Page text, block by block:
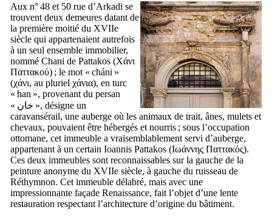
Aux n° 48 et 50 rue d’Arkadi se
trouvent deux demeures datant de
la première moitié du XVIIe
siècle qui appartenaient autrefois
à un seul ensemble immobilier,
nommé Chani de Pattakos (Χάνι
Παττακού) ; le mot « cháni »
(χάνι, au pluriel χάνια), en turc
« han », provenant du persan
« خان », désigne un
caravansérail, une auberge où les animaux de trait, ânes, mulets et
chevaux, pouvaient être hébergés et nourris ; sous l’occupation
ottomane, cet immeuble a vraisemblablement servi d’auberge,
appartenant à un certain Ioannis Pattakos (Ιωάννης Παττακός).
Ces deux immeubles sont reconnaissables sur la gauche de la
peinture anonyme du XVIIe siècle, à gauche du ruisseau de
Réthymnon. Cet immeuble délabré, mais avec une
impressionnante façade Renaissance, fait l’objet d’une lente
restauration respectant l’architecture d’origine du bâtiment.